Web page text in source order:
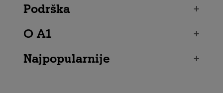
Podrška
+
O A1
+
Najpopularnije
+